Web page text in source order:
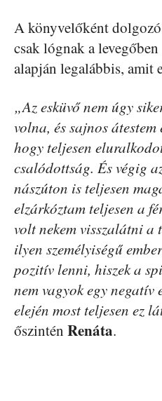
A könyvelőként dolgozó
csak lógnak a
alapján legalábbis, amit
„Az esküvő nem úgy
volna, és sajnos
hogy teljesen
csalódottság. És végig
nászúton is teljesen
elzárkóztam teljesen a
volt nekem visszalátni a
ilyen személyiségű
pozitív lenni, hiszek a
nem vagyok egy negatív
elején most teljesen ez
őszintén Renáta.